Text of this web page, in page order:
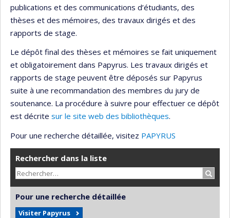
publications et des communications d’étudiants, des
thèses et des mémoires, des travaux dirigés et des
rapports de stage.
Le dépôt final des thèses et mémoires se fait uniquement
et obligatoirement dans Papyrus. Les travaux dirigés et
rapports de stage peuvent être déposés sur Papyrus
suite à une recommandation des membres du jury de
soutenance. La procédure à suivre pour effectuer ce dépôt
est décrite sur le site web des bibliothèques.
Pour une recherche détaillée, visitez PAPYRUS
Rechercher dans la liste
Pour une recherche détaillée
Visiter Papyrus